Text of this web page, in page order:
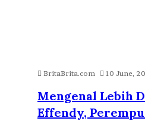
BritaBrita.com 10 June,
Mengenal Lebih
Effendy,